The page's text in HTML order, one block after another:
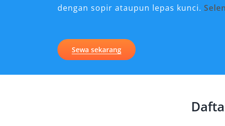
dengan sopir ataupun lepas kunci.
operasional perusahaan, layanan ini
transportasi di Bangka dan Belitung
Sewa sekarang